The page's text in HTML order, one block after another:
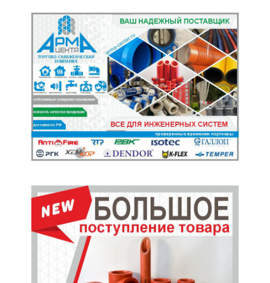
Главные Новости
BN Group: в селе Шойна восстановят Дом
культуры
07.08.2026
В «НУН» ведутся финальные работы по
внутренним системам и благоустройству